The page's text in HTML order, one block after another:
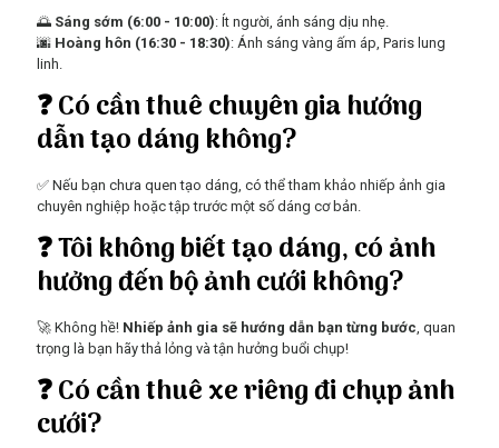
🌅 Sáng sớm (6:00 - 10:00): Ít người, ánh sáng dịu nhẹ.
🌆 Hoàng hôn (16:30 - 18:30): Ánh sáng vàng ấm áp, Paris lung
linh.
❓Có cần thuê chuyên gia hướng
dẫn tạo dáng không?
✅ Nếu bạn chưa quen tạo dáng, có thể tham khảo nhiếp ảnh gia
chuyên nghiệp hoặc tập trước một số dáng cơ bản.
❓Tôi không biết tạo dáng, có ảnh
hưởng đến bộ ảnh cưới không?
🚀 Không hề! Nhiếp ảnh gia sẽ hướng dẫn bạn từng bước , quan
trọng là bạn hãy thả lỏng và tận hưởng buổi chụp!
❓Có cần thuê xe riêng đi chụp ảnh
cưới?